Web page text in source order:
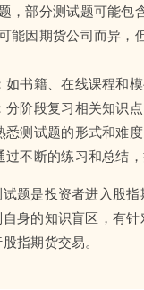
，部分测试题可能包
能因期货公司而异，
书籍、在线课程和模
阶段复习相关知识点
测试题的形式和难度
不断的练习和总结
题是投资者进入股
身的知识盲区，有
指期货交易。